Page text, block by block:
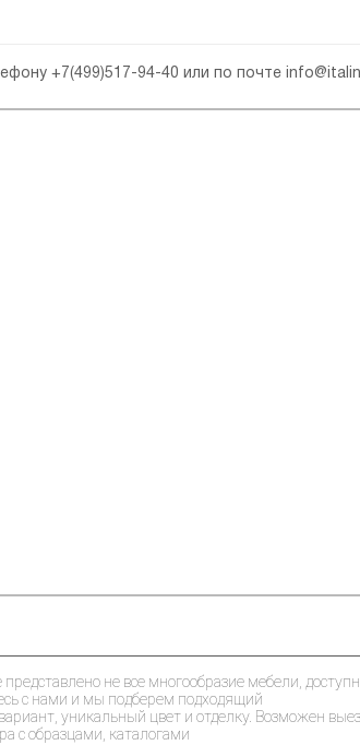
+7(499)517-94-40 или по почте
представлено не все многообразие мебели,
с нами и мы подберем подходящий
уникальный цвет и отделку. Возможен
с образцами, каталогами